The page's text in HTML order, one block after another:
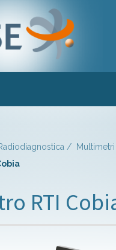
Multimetri
RTI